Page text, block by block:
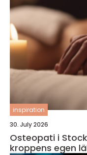
inspiration
30. July 2026
Osteopati i
kroppens egen